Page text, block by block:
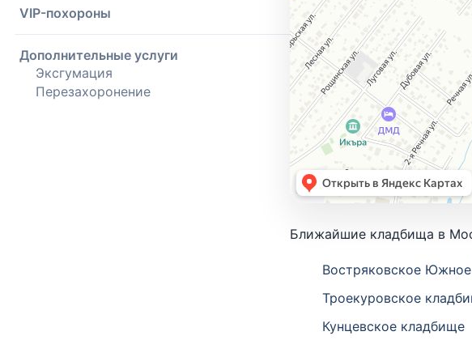
VIP-похороны
Дополнительные услуги
Эксгумация
Перезахоронение
Ближайшие кладбища в
Востряковское
Троекуровское
Кунцевское кладбище